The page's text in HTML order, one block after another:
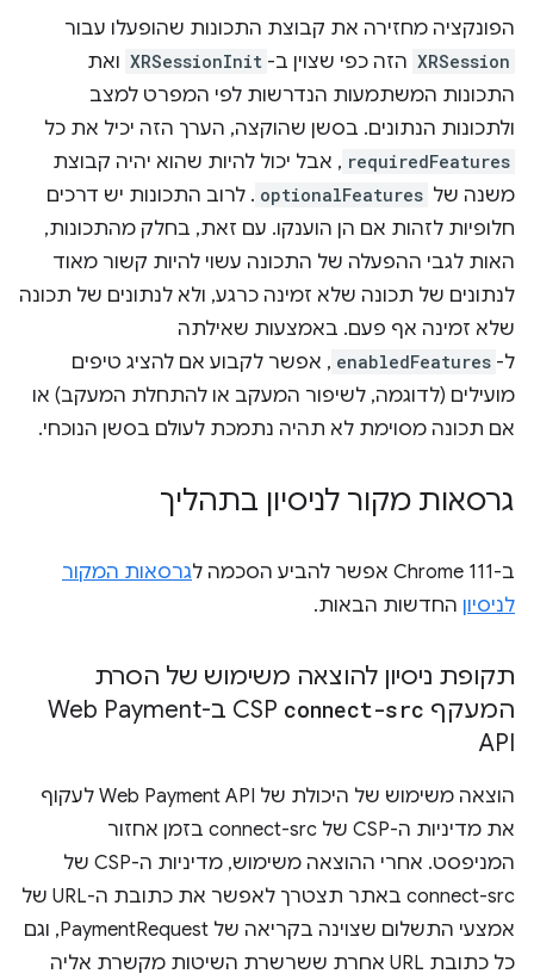
הפונקציה מחזירה את קבוצת התכונות שהופעלו עבור
XRSession הזה כפי שצוין ב- XRSessionInit ואת
התכונות המשתמעות הנדרשות לפי המפרט למצב
ולתכונות הנתונים. בסשן שהוקצה, הערך הזה יכיל את כל
requiredFeatures , אבל יכול להיות שהוא יהיה קבוצת
משנה של optionalFeatures . לרוב התכונות יש דרכים
חלופיות לזהות אם הן הוענקו. עם זאת, בחלק מהתכונות,
האות לגבי ההפעלה של התכונה עשוי להיות קשור מאוד
לנתונים של תכונה שלא זמינה כרגע, ולא לנתונים של תכונה
שלא זמינה אף פעם. באמצעות שאילתה
ל- enabledFeatures , אפשר לקבוע אם להציג טיפים
מועילים (לדוגמה, לשיפור המעקב או להתחלת המעקב) או
אם תכונה מסוימת לא תהיה נתמכת לעולם בסשן הנוכחי.
גרסאות מקור לניסיון בתהליך
ב-Chrome 111 אפשר להביע הסכמה ל
גרסאות המקור
לניסיון החדשות הבאות.
תקופת ניסיון להוצאה משימוש של הסרת
המעקף connect-src
CSP ב-Web Payment
API
הוצאה משימוש של היכולת של Web Payment API לעקוף
את מדיניות ה-CSP של connect-src בזמן אחזור
המניפסט. אחרי ההוצאה משימוש, מדיניות ה-CSP של
connect-src באתר תצטרך לאפשר את כתובת ה-URL של
אמצעי התשלום שצוינה בקריאה של PaymentRequest, וגם
כל כתובת URL אחרת ששרשרת השיטות מקשרת אליה